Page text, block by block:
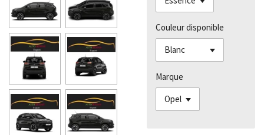
Couleur disponible
Marque